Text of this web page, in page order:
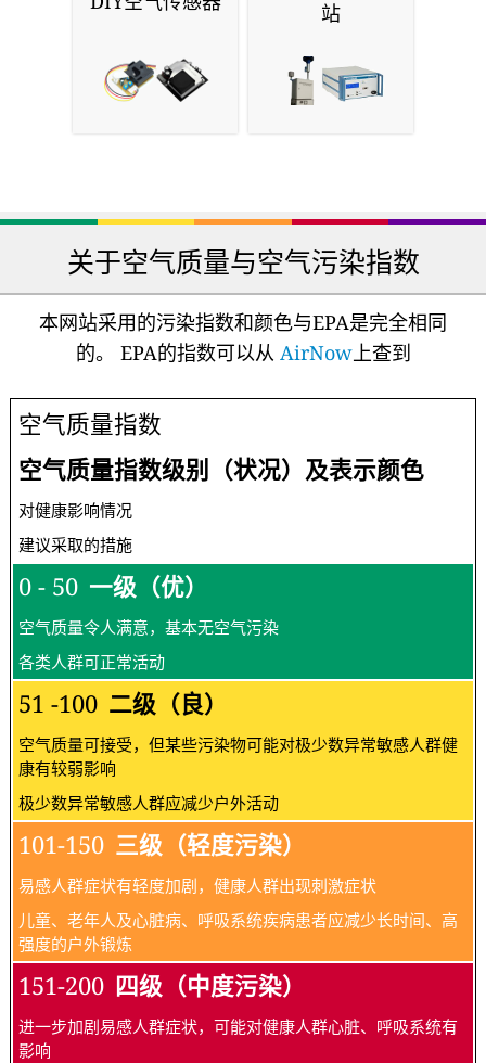
站
关于空气质量与空气污染指数
本网站采用的污染指数和颜色与EPA是完全相同
的。 EPA的指数可以从 AirNow上查到
空气质量指数
空气质量指数级别（状况）及表示颜色
对健康影响情况
建议采取的措施
0 - 50 一级（优）
空气质量令人满意，基本无空气污染
各类人群可正常活动
51 -100 二级（良）
空气质量可接受，但某些污染物可能对极少数异常敏感人群健
康有较弱影响
极少数异常敏感人群应减少户外活动
101-150 三级（轻度污染）
易感人群症状有轻度加剧，健康人群出现刺激症状
儿童、老年人及心脏病、呼吸系统疾病患者应减少长时间、高
强度的户外锻炼
151-200 四级（中度污染）
进一步加剧易感人群症状，可能对健康人群心脏、呼吸系统有
影响